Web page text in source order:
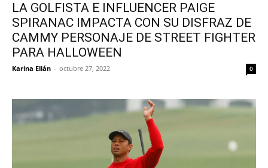
LA GOLFISTA E INFLUENCER PAIGE
SPIRANAC IMPACTA CON SU DISFRAZ DE
CAMMY PERSONAJE DE STREET FIGHTER
PARA HALLOWEEN
Karina Elián - octubre 27, 2022 0